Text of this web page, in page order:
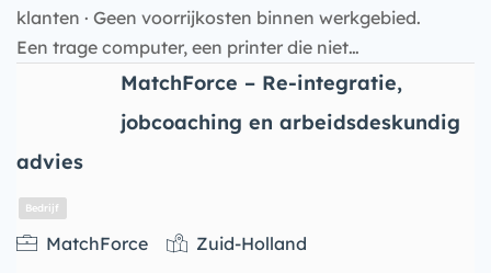
Bedrijf
klanten · Geen voorrijkosten binnen werkgebied.
Een trage computer, een printer die niet…
MatchForce – Re-integratie,
jobcoaching en arbeidsdeskundig
advies
MatchForce
Zuid-Holland